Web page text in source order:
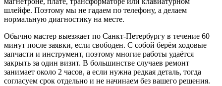
шлейфе. Поэтому мы не гадаем по телефону, а делаем
нормальную диагностику на месте.
Обычно мастер выезжает по Санкт-Петербургу в течение 60
минут после заявки, если свободен. С собой берём ходовые
запчасти и инструмент, поэтому многие работы удаётся
закрыть за один визит. В большинстве случаев ремонт
занимает около 2 часов, а если нужна редкая деталь, тогда
согласуем срок отдельно и не начинаем без вашего решения.